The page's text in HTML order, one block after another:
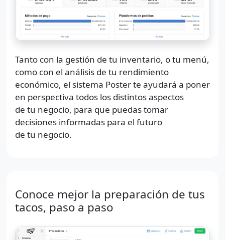
Tanto con la gestión de tu inventario, o tu menú,
como con el análisis de tu rendimiento
económico, el sistema Poster te ayudará a poner
en perspectiva todos los distintos aspectos
de tu negocio, para que puedas tomar
decisiones informadas para el futuro
de tu negocio.
Conoce mejor la preparación de tus
tacos, paso a paso